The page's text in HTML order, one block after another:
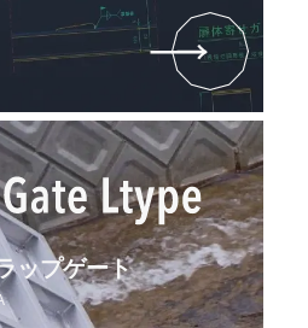
・利用する目的）
利用する目的は，以下のと
運営のため
合わせに回答するため（本
）
ービスの新機能，更新情
当社が提供する他のサービ
するため
お知らせなど必要に応じた
ーザーや，不正・不当な目
ップゲート